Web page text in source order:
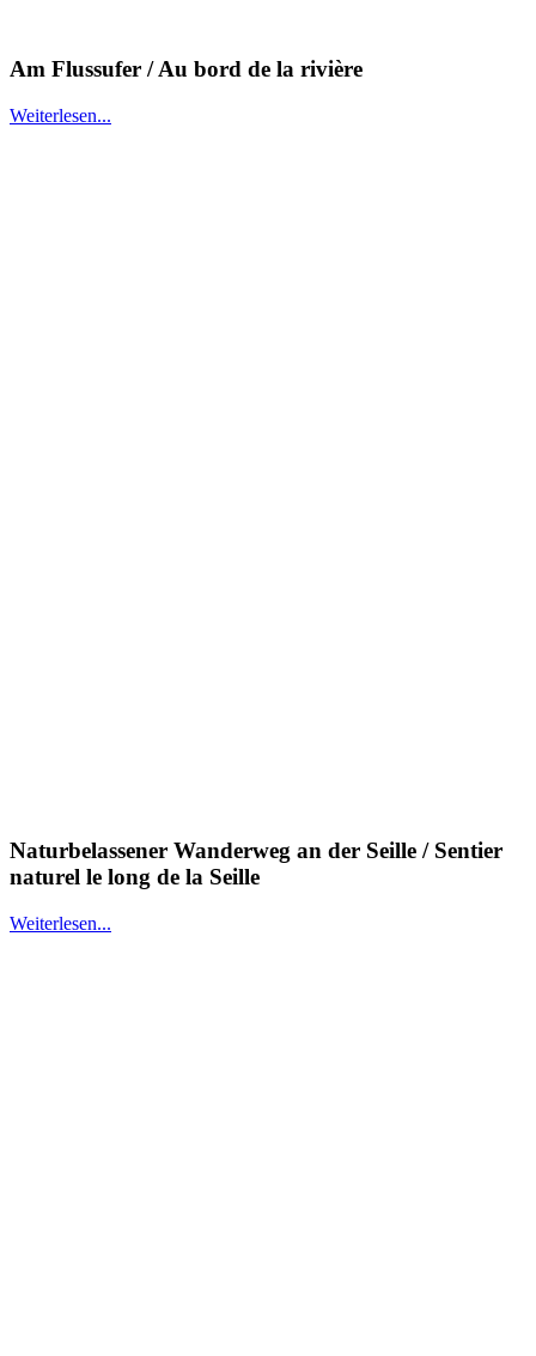
Am Flussufer / Au bord de la rivière
Weiterlesen...
Naturbelassener Wanderweg an der Seille / Sentier
naturel le long de la Seille
Weiterlesen...